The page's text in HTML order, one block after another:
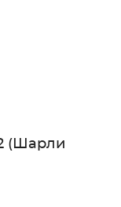
(Шарли